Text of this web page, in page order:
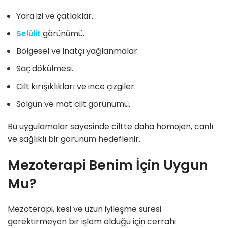
Yara izi ve çatlaklar.
Selülit görünümü.
Bölgesel ve inatçı yağlanmalar.
Saç dökülmesi.
Cilt kırışıklıkları ve ince çizgiler.
Solgun ve mat cilt görünümü.
Bu uygulamalar sayesinde ciltte daha homojen, canlı
ve sağlıklı bir görünüm hedeflenir.
Mezoterapi Benim İçin Uygun
Mu?
Mezoterapi, kesi ve uzun iyileşme süresi
gerektirmeyen bir işlem olduğu için cerrahi